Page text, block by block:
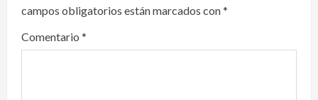
g
a
campos obligatorios están marcados con*
Comentario *